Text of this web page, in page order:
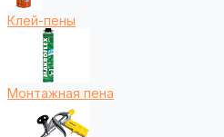
Клей-пены
Монтажная пена